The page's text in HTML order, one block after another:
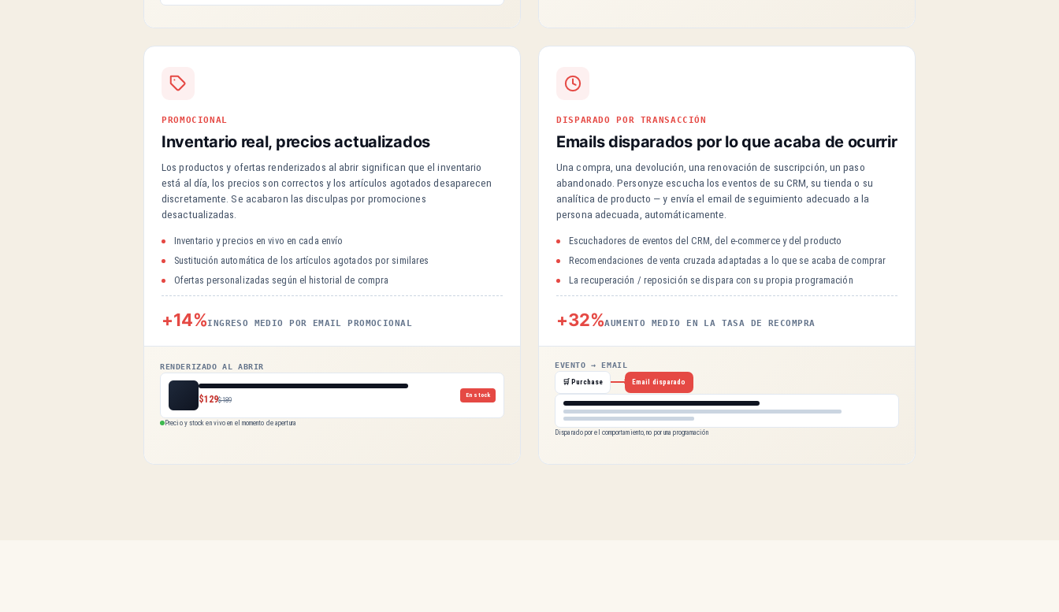
PROMOCIONAL
Inventario real, precios actualizados
Los productos y ofertas renderizados al abrir significan que el inventario
está al día, los precios son correctos y los artículos agotados desaparecen
discretamente. Se acabaron las disculpas por promociones
desactualizadas.
Inventario y precios en vivo en cada envío
Sustitución automática de los artículos agotados por similares
Ofertas personalizadas según el historial de compra
+14%INGRESO MEDIO POR EMAIL PROMOCIONAL
RENDERIZADO AL ABRIR
$129$189
En stock
Precio y stock en vivo en el momento de apertura
DISPARADO POR TRANSACCIÓN
Emails disparados por lo que acaba de ocurrir
Una compra, una devolución, una renovación de suscripción, un paso
abandonado. Personyze escucha los eventos de su CRM, su tienda o su
analítica de producto — y envía el email de seguimiento adecuado a la
persona adecuada, automáticamente.
Escuchadores de eventos del CRM, del e-commerce y del producto
Recomendaciones de venta cruzada adaptadas a lo que se acaba de comprar
La recuperación / reposición se dispara con su propia programación
+32%AUMENTO MEDIO EN LA TASA DE RECOMPRA
EVENTO → EMAIL
🛒 Purchase Email disparado
Disparado por el comportamiento, no por una programación